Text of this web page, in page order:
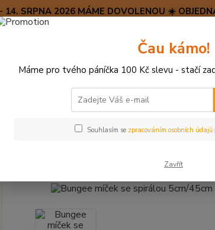
SRPNA 2026 MÁME DOVOLENOU ☀️
Hledat
Čau kámo!
Máme pro tvého páníčka 100 Kč slevu - stačí
Souhlasím se zpracováním osobních údajů
Zavřít